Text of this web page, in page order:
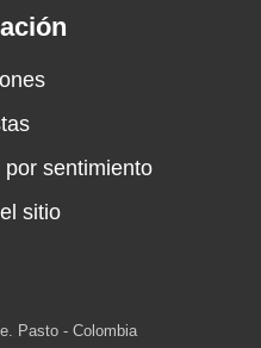
sentimiento
sitio
Pasto - Colombia